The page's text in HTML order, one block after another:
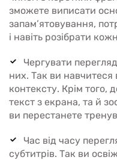
зможете виписати
запам’ятовування,
і навіть розібрати
Чергувати
них. Так ви навчитеся
контексту. Крім того,
текст з екрана, та й
ви перестанете
Час від часу
субтитрів. Так ви